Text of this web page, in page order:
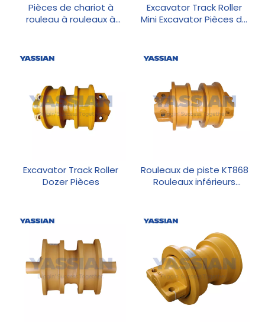
Pièces de chariot à
rouleau à rouleaux à
Excavator Track Roller
Mini Excavator Pièces de
Excavator Track Roller
Dozer Pièces
Rouleaux de piste KT868
Rouleaux inférieurs